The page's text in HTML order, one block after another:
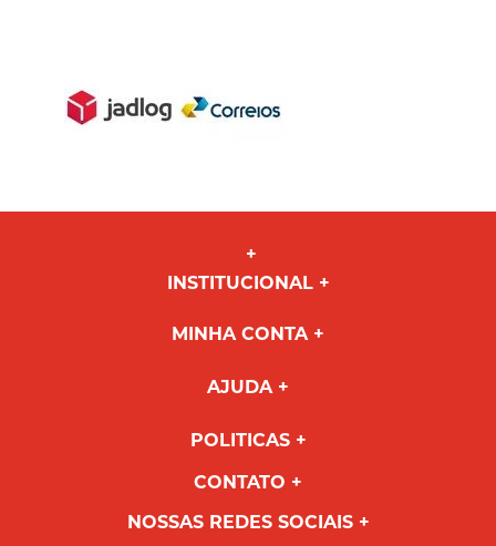
INSTITUCIONAL
MINHA CONTA
AJUDA
POLITICAS
CONTATO
NOSSAS REDES SOCIAIS